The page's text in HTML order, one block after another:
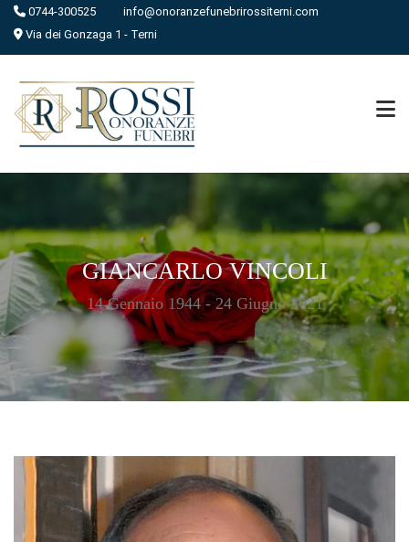
0744-300525
info@onoranzefunebrirossiterni.com
Via dei Gonzaga 1 - Terni
GIANCARLO VINCOLI
14 Gennaio 1944 - 24 Giugno 2021